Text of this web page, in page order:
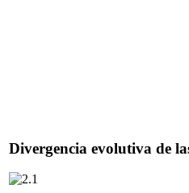
Divergencia evolutiva de